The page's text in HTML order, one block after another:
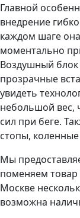
Главной
внедрение
каждом шаге
моментально
Воздушный блок
прозрачные
увидеть
небольшой вес,
сил при беге.
стопы,
Мы
поменяем товар
Москве
возможна